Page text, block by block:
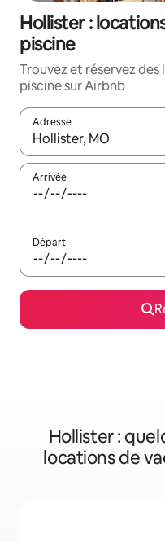
Hollister :
piscine
Trouvez et réservez
piscine sur Airbnb
Adresse
Lorsque les résultats
Arrivée
Départ
Hollister :
locations de